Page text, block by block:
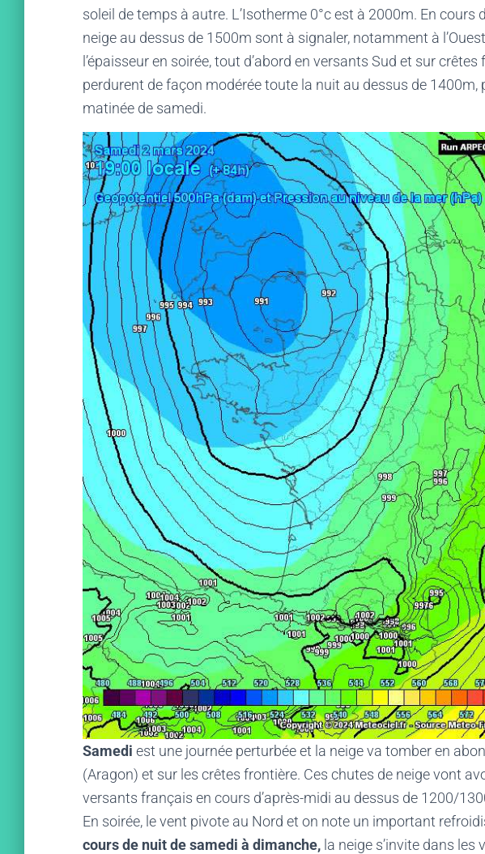
soleil de temps à autre. L’Isotherme 0°c est à 2000m. En cours
neige au dessus de 1500m sont à signaler, notamment à
l’épaisseur en soirée, tout d’abord en versants Sud et sur
perdurent de façon modérée toute la nuit au dessus de
matinée de samedi.
Samedi est une journée perturbée et la neige va tomber en
(Aragon) et sur les crêtes frontière. Ces chutes de neige vont
versants français en cours d’après-midi au dessus de 1200/
En soirée, le vent pivote au Nord et on note un important
cours de nuit de samedi à dimanche, la neige s’invite dans